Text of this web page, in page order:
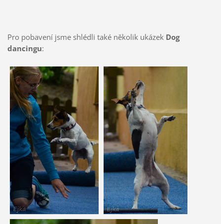
Pro pobavení jsme shlédli také několik ukázek Dog
dancingu: